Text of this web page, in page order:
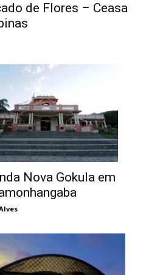
de Flores – Ceasa
Nova Gokula em